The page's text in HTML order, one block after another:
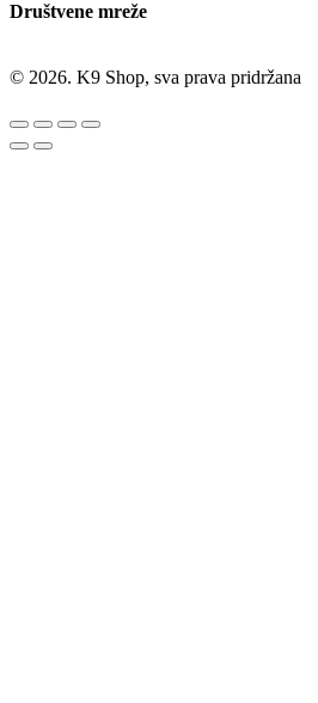
Društvene mreže
© 2026. K9 Shop, sva prava pridržana